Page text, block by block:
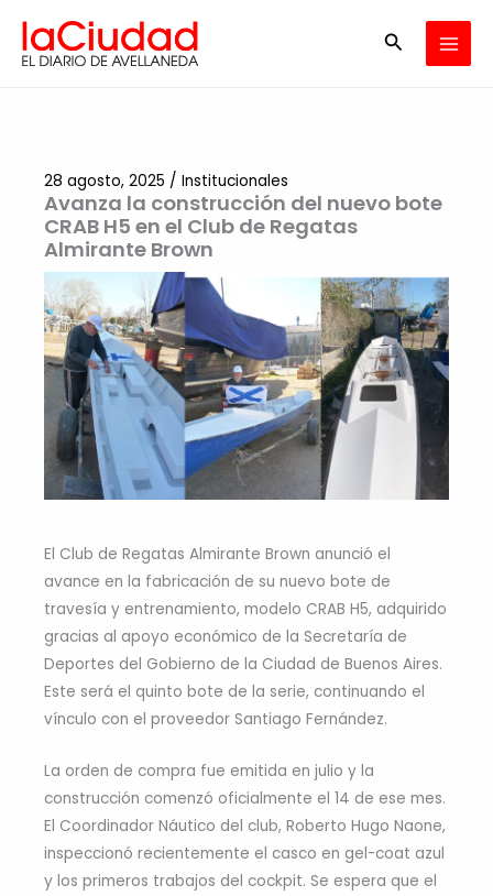
contenido
Buscar
Avanza la construcción del nuevo bote
CRAB H5 en el Club de Regatas
Almirante Brown
28 agosto, 2025 / Institucionales
El Club de Regatas Almirante Brown anunció el
avance en la fabricación de su nuevo bote de
travesía y entrenamiento, modelo CRAB H5, adquirido
gracias al apoyo económico de la Secretaría de
Deportes del Gobierno de la Ciudad de Buenos Aires.
Este será el quinto bote de la serie, continuando el
vínculo con el proveedor Santiago Fernández.
La orden de compra fue emitida en julio y la
construcción comenzó oficialmente el 14 de ese mes.
El Coordinador Náutico del club, Roberto Hugo Naone,
inspeccionó recientemente el casco en gel-coat azul
y los primeros trabajos del cockpit. Se espera que el